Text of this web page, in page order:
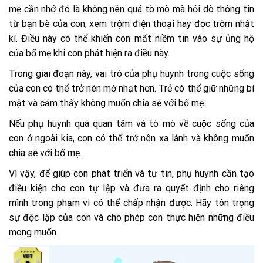
mẹ cần nhớ đó là không nên quá tò mò mà hỏi dò thông tin
từ bạn bè của con, xem trộm điện thoại hay đọc trộm nhật
kí. Điều này có thể khiến con mất niềm tin vào sự ủng hộ
của bố mẹ khi con phát hiện ra điều này.
Trong giai đoạn này, vai trò của phụ huynh trong cuộc sống
của con có thể trở nên mờ nhạt hơn. Trẻ có thể giữ những bí
mật và cảm thấy không muốn chia sẻ với bố mẹ.
Nếu phụ huynh quá quan tâm và tò mò về cuộc sống của
con ở ngoài kia, con có thể trở nên xa lánh và không muốn
chia sẻ với bố mẹ.
Vì vậy, để giúp con phát triển và tự tin, phụ huynh cần tạo
điều kiện cho con tự lập và đưa ra quyết định cho riêng
mình trong phạm vi có thể chấp nhận được. Hãy tôn trọng
sự độc lập của con và cho phép con thực hiện những điều
mong muốn.